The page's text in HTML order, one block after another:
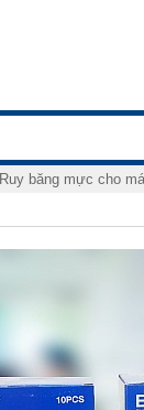
Ruy băng mực cho